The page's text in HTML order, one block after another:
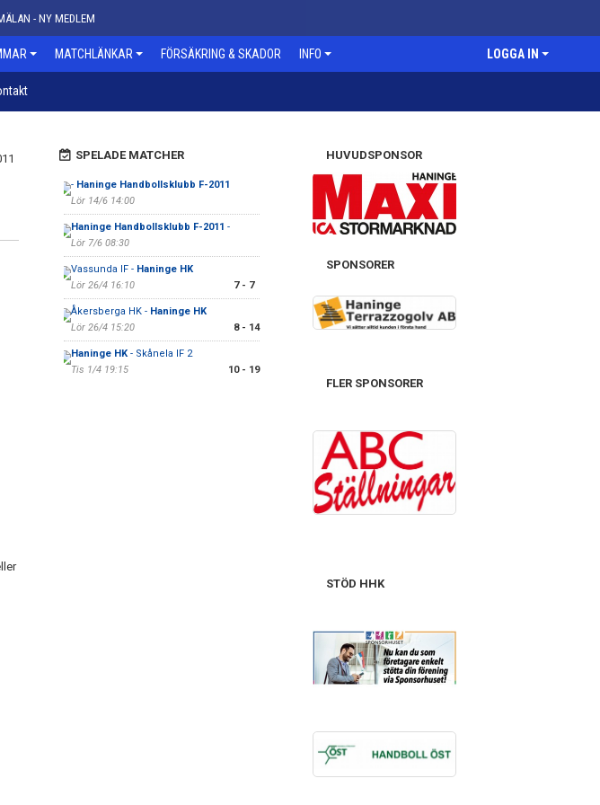
- NY MEDLEM
MATCHLÄNKAR FÖRSÄKRING & SKADOR INFO LOGGA IN
SPELADE MATCHER
- Haninge Handbollsklubb F-2011
Lör 14/6 14:00
Haninge Handbollsklubb F-2011 -
Lör 7/6 08:30
Vassunda IF - Haninge HK
Lör 26/4 16:10
7 - 7
Åkersberga HK - Haninge HK
Lör 26/4 15:20
8 - 14
Haninge HK- Skånela IF 2
Tis 1/4 19:15
10 - 19
HUVUDSPONSOR
SPONSORER
FLER SPONSORER
STÖD HHK